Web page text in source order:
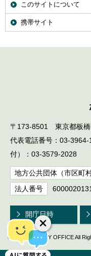
このサイトについて
携帯サイト
〒173-8501 東京都板橋
代表電話番号：03-
付）：03-3579-2028
地方公共団体（市区町
法人番号
開庁日時
© ITABASHI CITY OFFICE All